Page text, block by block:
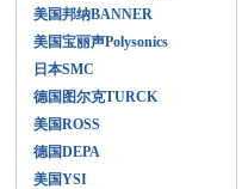
美国邦纳BANNER
美国宝丽声Polysonics
日本SMC
德国图尔克TURCK
美国ROSS
德国DEPA
美国YSI